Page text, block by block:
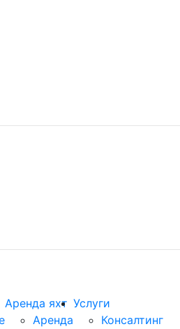
Аренда яхт
Аренда
Услуги
Консалтинг